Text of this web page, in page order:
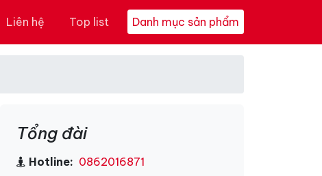
Liên hệ Top list Danh mục sản phẩm
Tổng đài
Hotline: 0862016871